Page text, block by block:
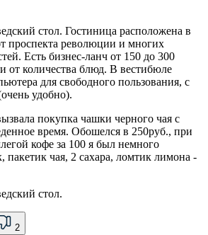
стол. Гостиница расположена в
проспекта революции и многих
Есть бизнес-ланч от 150 до 300
от количества блюд. В вестибюле
для свободного пользования, с
удобно).
покупка чашки черного чая с
время. Обошелся в 250руб., при
кофе за 100 я был немного
чая, 2 сахара, ломтик лимона -
стол.
2